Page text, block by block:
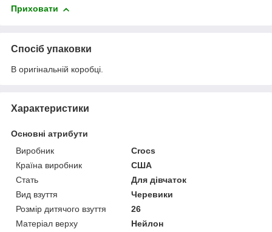
Приховати
Спосіб упаковки
В оригінальній коробці.
Характеристики
Основні атрибути
Виробник
Crocs
Країна виробник
США
Стать
Для дівчаток
Вид взуття
Черевики
Розмір дитячого взуття
26
Матеріал верху
Нейлон